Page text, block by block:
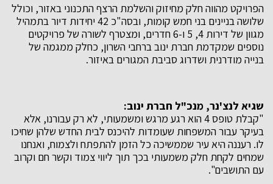
הפרויקט מהווה חלק מחיזוק והשלמת הרצף התכנוני באזור, וכולל
שלושה בניינים בני חמש קומות, ובסה"כ 42 יחידות דיור בתמהיל
מגוון של דירות 4, 5 ו-6 חדרים, ומצטרף לשורה של פרויקטים
נוספים שמקדמת חברת ינוב ברחבי השרון, כחלק ממגמה של
בנייה מודרנית ושדרוג סביבת המגורים באיזור.
שגיא לנצ'נר, מנכ"ל חברת ינוב:
"קבלת טופס 4 הוא רגע מרגש ומשמעותי, לא רק עבורנו, אלא
בעיקר עבור המשפחות שעומדות להיכנס לבית החדש שלהן שחיכו
לו. רעננה היא עיר שממשיכה כל הזמן להתפתח ולצמוח, ואנחנו
שמחים לקחת חלק משמעותי בכך תוך ליווי צמוד וקשר חם וקרוב
עם התושבים".